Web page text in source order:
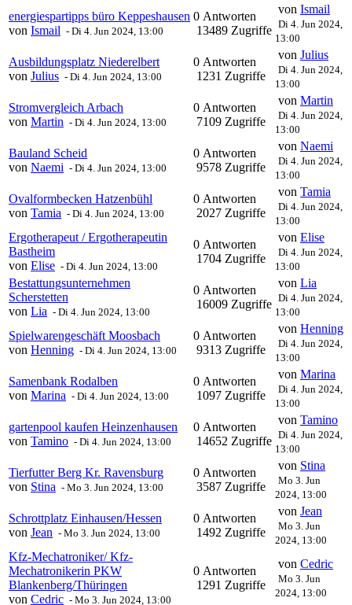
energiespartipps büro Keppeshausen
von Ismail - Di 4. Jun 2024, 13:00
0 Antworten
13489 Zugriffe
von Ismail
Di 4. Jun 2024,
13:00
Ausbildungsplatz Niederelbert
von Julius - Di 4. Jun 2024, 13:00
0 Antworten
1231 Zugriffe
von Julius
Di 4. Jun 2024,
13:00
Stromvergleich Arbach
von Martin - Di 4. Jun 2024, 13:00
0 Antworten
7109 Zugriffe
von Martin
Di 4. Jun 2024,
13:00
Bauland Scheid
von Naemi - Di 4. Jun 2024, 13:00
0 Antworten
9578 Zugriffe
von Naemi
Di 4. Jun 2024,
13:00
Ovalformbecken Hatzenbühl
von Tamia - Di 4. Jun 2024, 13:00
0 Antworten
2027 Zugriffe
von Tamia
Di 4. Jun 2024,
13:00
Ergotherapeut / Ergotherapeutin
Bastheim
von Elise - Di 4. Jun 2024, 13:00
0 Antworten
1704 Zugriffe
von Elise
Di 4. Jun 2024,
13:00
Bestattungsunternehmen
Scherstetten
von Lia - Di 4. Jun 2024, 13:00
0 Antworten
16009 Zugriffe
von Lia
Di 4. Jun 2024,
13:00
Spielwarengeschäft Moosbach
von Henning - Di 4. Jun 2024, 13:00
0 Antworten
9313 Zugriffe
von Henning
Di 4. Jun 2024,
13:00
Samenbank Rodalben
von Marina - Di 4. Jun 2024, 13:00
0 Antworten
1097 Zugriffe
von Marina
Di 4. Jun 2024,
13:00
gartenpool kaufen Heinzenhausen
von Tamino - Di 4. Jun 2024, 13:00
0 Antworten
14652 Zugriffe
von Tamino
Di 4. Jun 2024,
13:00
Tierfutter Berg Kr. Ravensburg
von Stina - Mo 3. Jun 2024, 13:00
0 Antworten
3587 Zugriffe
von Stina
Mo 3. Jun
2024, 13:00
Schrottplatz Einhausen/Hessen
von Jean - Mo 3. Jun 2024, 13:00
0 Antworten
1492 Zugriffe
von Jean
Mo 3. Jun
2024, 13:00
Kfz-Mechatroniker/ Kfz-
Mechatronikerin PKW
Blankenberg/Thüringen
von Cedric - Mo 3. Jun 2024, 13:00
0 Antworten
1291 Zugriffe
von Cedric
Mo 3. Jun
2024, 13:00